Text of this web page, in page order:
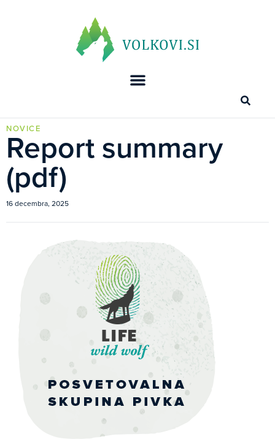
NOVICE
Report summary
(pdf)
16 decembra, 2025